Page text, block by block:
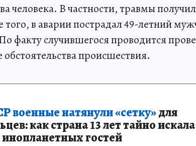
человека. В частности, травмы
в аварии пострадал 49-летний
факту случившегося проводится
происшествия.
военные натянули «сетку»для
как страна 13 лет тайно
инопланетных гостей